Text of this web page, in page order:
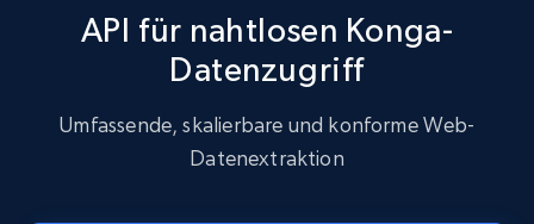
Zillow properties listing information
Zpid, City, State, HomeStatus, Address,
IsListingClaimedByCurrentSignedInUser,
IsCurrentSignedInAgentResponsible, Bedrooms,
API für nahtlosen Konga-
Datenzugriff
Umfassende, skalierbare und konforme Web-
Datenextraktion